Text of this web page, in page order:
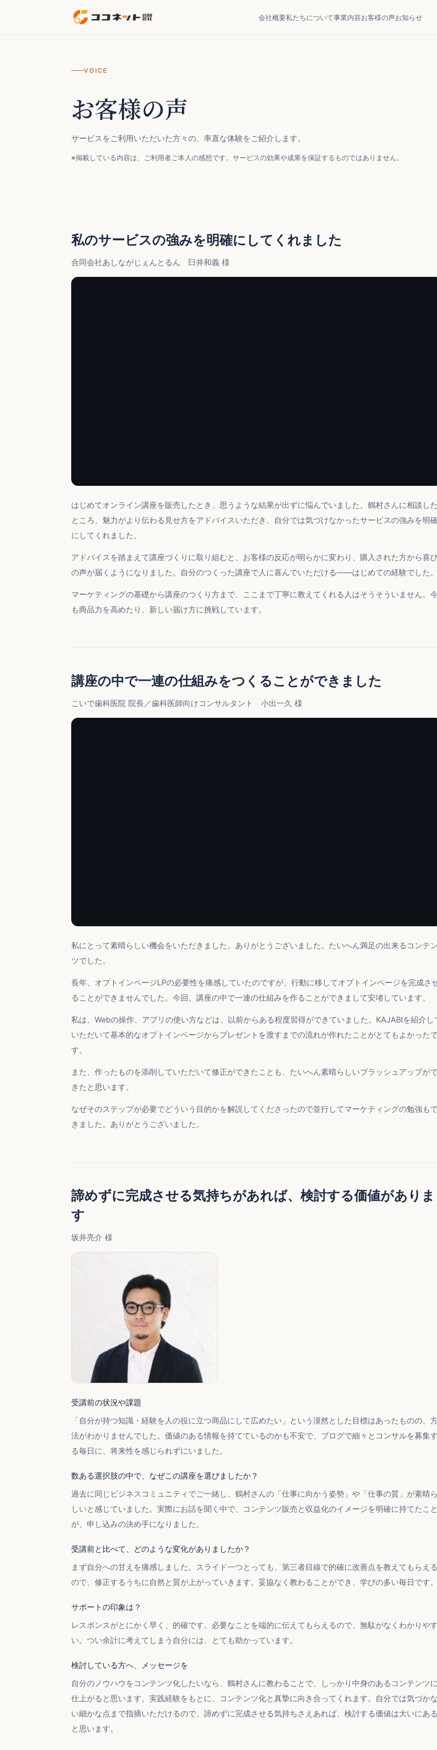
会社概要私たちについて事業内容お客様の声お知らせ
VOICE
お客様の声
サービスをご利用いただいた方々の、率直な体験をご紹介します。
※掲載している内容は、ご利用者ご本人の感想です。サービスの効果や成果を保証するものではありません。
私のサービスの強みを明確にしてくれました
合同会社あしながじぇんとるん 臼井和義 様
はじめてオンライン講座を販売したとき、思うような結果が出ずに悩んでいました。鶴村さんに相談し
ところ、魅力がより伝わる見せ方をアドバイスいただき、自分では気づけなかったサービスの強みを明
にしてくれました。
アドバイスを踏まえて講座づくりに取り組むと、お客様の反応が明らかに変わり、購入された方から喜
の声が届くようになりました。自分のつくった講座で人に喜んでいただける——はじめての経験でした
マーケティングの基礎から講座のつくり方まで、ここまで丁寧に教えてくれる人はそうそういません。
も商品力を高めたり、新しい届け方に挑戦しています。
講座の中で一連の仕組みをつくることができました
こいで歯科医院 院長／歯科医師向けコンサルタント 小出一久 様
私にとって素晴らしい機会をいただきました。ありがとうございました。たいへん満足の出来るコンテ
ツでした。
長年、オプトインページLPの必要性を痛感していたのですが、行動に移してオプトインページを完成さ
ることができませんでした。今回、講座の中で一連の仕組みを作ることができまして安堵しています。
私は、Webの操作、アプリの使い方などは、以前からある程度習得ができていました。KAJABIを紹介し
いただいて基本的なオプトインページからプレゼントを渡すまでの流れが作れたことがとてもよかった
す。
また、作ったものを添削していただいて修正ができたことも、たいへん素晴らしいブラッシュアップが
きたと思います。
なぜそのステップが必要でどういう目的かを解説してくださったので並行してマーケティングの勉強も
きました。ありがとうございました。
諦めずに完成させる気持ちがあれば、検討する価値がありま
す
坂井亮介 様
受講前の状況や課題
「自分が持つ知識・経験を人の役に立つ商品にして広めたい」という漠然とした目標はあったものの、
法がわかりませんでした。価値のある情報を持てているのかも不安で、ブログで細々とコンサルを募集
る毎日に、将来性を感じられずにいました。
数ある選択肢の中で、なぜこの講座を選びましたか？
過去に同じビジネスコミュニティでご一緒し、鶴村さんの「仕事に向かう姿勢」や「仕事の質」が素晴
しいと感じていました。実際にお話を聞く中で、コンテンツ販売と収益化のイメージを明確に持てたこ
が、申し込みの決め手になりました。
受講前と比べて、どのような変化がありましたか？
まず自分への甘えを痛感しました。スライド一つとっても、第三者目線で的確に改善点を教えてもらえ
ので、修正するうちに自然と質が上がっていきます。妥協なく教わることができ、学びの多い毎日です
サポートの印象は？
レスポンスがとにかく早く、的確です。必要なことを端的に伝えてもらえるので、無駄がなくわかりや
い。つい余計に考えてしまう自分には、とても助かっています。
検討している方へ、メッセージを
自分のノウハウをコンテンツ化したいなら、鶴村さんに教わることで、しっかり中身のあるコンテンツ
仕上がると思います。実践経験をもとに、コンテンツ化と真摯に向き合ってくれます。自分では気づか
い細かな点まで指摘いただけるので、諦めずに完成させる気持ちさえあれば、検討する価値は大いにあ
と思います。